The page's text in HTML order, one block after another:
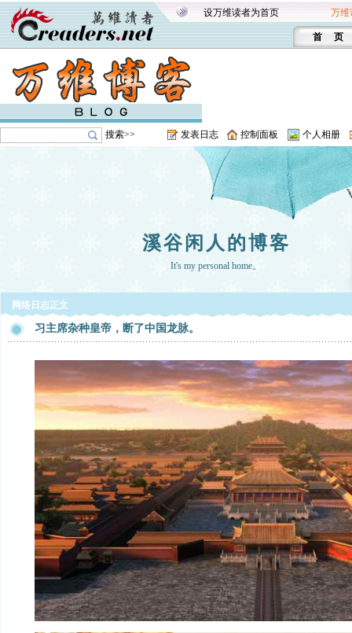
设万维读者为首页 万维
首 页
搜索>> 发表日志 控制面板 个人相册
溪谷闲人的博客
It's my personal home。
网络日志正文
习主席杂种皇帝，断了中国龙脉。